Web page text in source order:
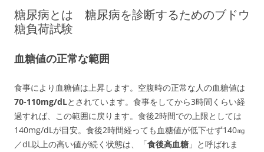
糖尿病とは 糖尿病を診断するためのブドウ
糖負荷試験
血糖値の正常な範囲
食事により血糖値は上昇します。空腹時の正常な人の血糖値は
70-110mg/dLとされています。食事をしてから3時間くらい経
過すれば、この範囲に戻ります。食後2時間での上限としては
140mg/dLが目安。食後2時間経っても血糖値が低下せず140㎎
／dL以上の高い値が続く状態は、「食後高血糖 」と呼ばれま